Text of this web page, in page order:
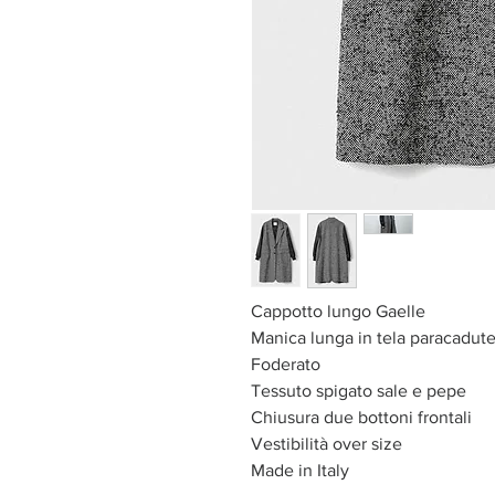
Cappotto lungo Gaelle
Manica lunga in tela paracadute
Foderato
Tessuto spigato sale e pepe
Chiusura due bottoni frontali
Vestibilità over size
Made in Italy